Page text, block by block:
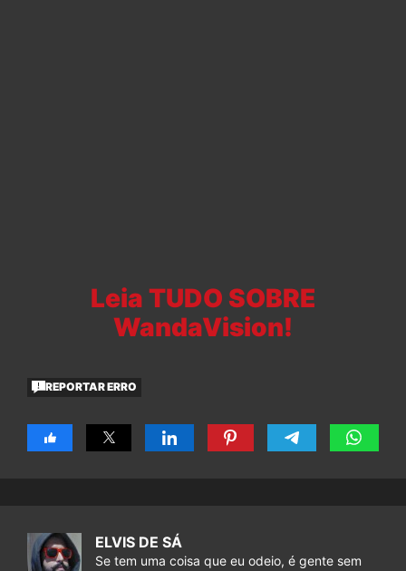
Leia TUDO SOBRE
WandaVision!
REPORTAR ERRO
ELVIS DE SÁ
Se tem uma coisa que eu odeio, é gente sem